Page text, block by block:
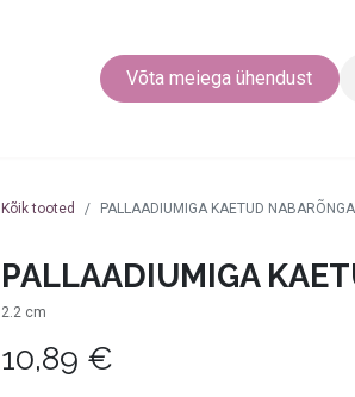
MUUD EHTED Võta meiega ühendust
Kõik tooted PALLAADIUMIGA KAETUD
PALLAADIUMIGA
2.2 cm
10,89 €